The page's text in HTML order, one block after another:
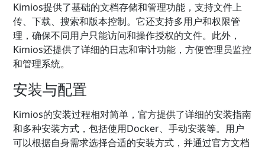
Kimios提供了基础的文档存储和管理功能，支持文件上
传、下载、搜索和版本控制。它还支持多用户和权限管
理，确保不同用户只能访问和操作授权的文件。此外，
Kimios还提供了详细的日志和审计功能，方便管理员监控
和管理系统。
安装与配置
Kimios的安装过程相对简单，官方提供了详细的安装指南
和多种安装方式，包括使用Docker、手动安装等。用户
可以根据自身需求选择合适的安装方式，并通过官方文档